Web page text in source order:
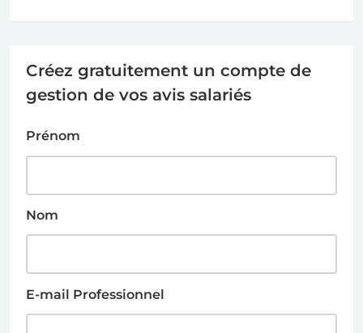
Créez gratuitement un compte de
gestion de vos avis salariés
Prénom
Nom
E-mail Professionnel